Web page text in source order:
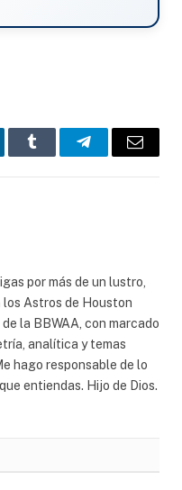
Tumblr TelegramEmail
por más de un lustro,
Astros de Houston
la BBWAA, con marcado
analítica y temas
hago responsable de lo
entiendas. Hijo de Dios.